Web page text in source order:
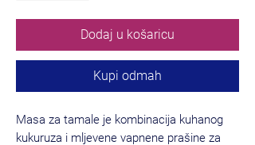
Dodaj u košaricu
Kupi odmah
Masa za tamale je kombinacija kuhanog
kukuruza i mljevene vapnene prašine za